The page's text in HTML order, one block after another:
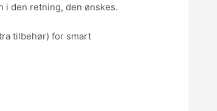
i den retning, den ønskes.
tilbehør) for smart